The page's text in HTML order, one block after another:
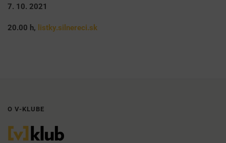
7. 10. 2021
20.00 h, listky.silnereci.sk
O V-KLUBE